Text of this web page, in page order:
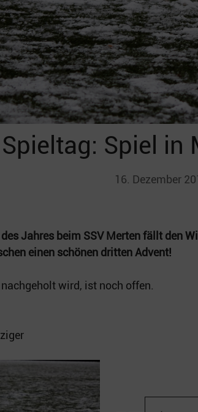
Spiel in
16. Dezember
Jahres beim SSV Merten fällt den
einen schönen dritten Advent!
wird, ist noch offen.